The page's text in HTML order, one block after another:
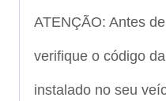
ATENÇÃO: Antes
verifique o código
instalado no seu